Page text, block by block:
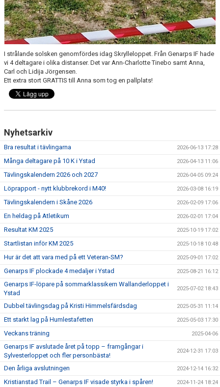
I strålande solsken genomfördes idag Skrylleloppet. Från Genarps IF hade
vi 4 deltagare i olika distanser. Det var Ann-Charlotte Tinebo samt Anna,
Carl och Lidija Jörgensen.
Ett extra stort GRATTIS till Anna som tog en pallplats!
Nyhetsarkiv
Bra resultat i tävlingarna 2026-06-13 17:28
Många deltagare på 10 K i Ystad 2026-04-13 11:06
Tävlingskalendern 2026 och 2027 2026-04-05 09:24
Löprapport - nytt klubbrekord i M40! 2026-03-08 16:19
Tävlingskalendern i Skåne 2026 2026-02-09 17:06
En heldag på Atletikum 2026-02-01 17:04
Resultat KM 2025 2025-10-19 17:02
Startlistan inför KM 2025 2025-10-18 10:48
Hur är det att vara med på ett Veteran-SM? 2025-09-01 17:02
Genarps IF plockade 4 medaljer i Ystad 2025-08-21 16:12
Genarps IF-löpare på sommarklassikern Wallanderloppet i
Ystad
2025-07-02 18:43
Dubbel tävlingsdag på Kristi Himmelsfärdsdag 2025-05-31 11:14
Ett starkt lag på Humlestafetten 2025-05-03 17:30
Veckans träning 2025-04-06
Genarps IF avslutade året på topp – framgångar i
Sylvesterloppet och fler personbästa!
2024-12-31 17:03
Den årliga avslutningen 2024-12-14 16:32
Kristianstad Trail – Genarps IF visade styrka i spåren! 2024-11-24 18:24